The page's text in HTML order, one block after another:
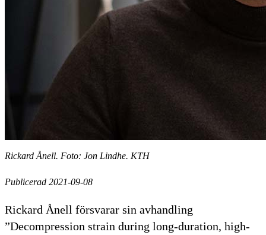
Rickard Ånell. Foto: Jon Lindhe. KTH
Publicerad 2021-09-08
Rickard Ånell försvarar sin avhandling
”Decompression strain during long-duration, high-